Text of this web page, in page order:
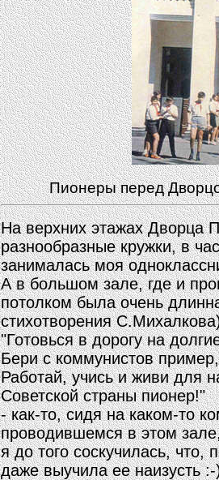
Пионеры перед
На верхних этажах Дворца
разнообразные кружки, в
занималась моя
А в большом зале, где и
потолком была очень
стихотворения
"Готовься в дорогу на
Бери с коммунистов пример,
Работай, учись и живи для
Советской страны пионер!"
- как-то, сидя на каком-то
проводившемся в этом
я до того соскучилась, что,
даже выучила ее наизусть :-